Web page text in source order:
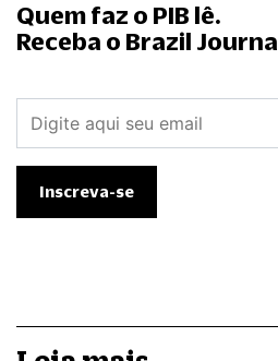
Quem faz o PIB lê.
Receba o Brazil